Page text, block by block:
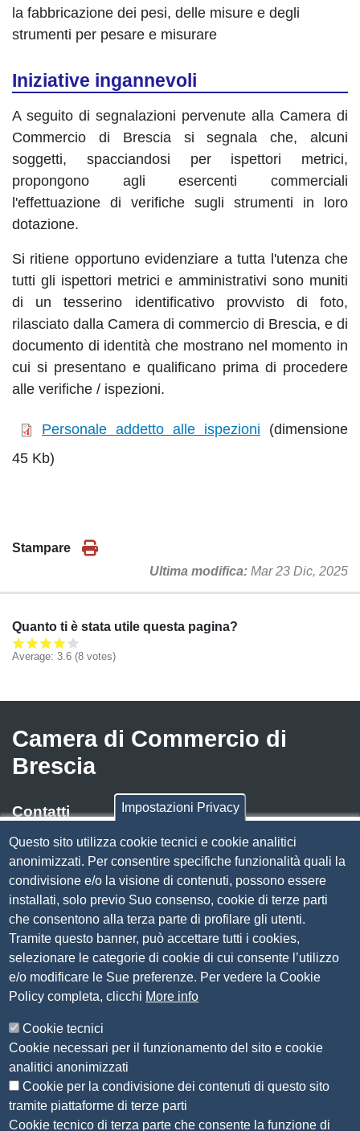
la fabbricazione dei pesi, delle misure e degli
strumenti per pesare e misurare
Iniziative ingannevoli
A seguito di segnalazioni pervenute alla Camera di
Commercio di Brescia si segnala che, alcuni
soggetti, spacciandosi per ispettori metrici,
propongono agli esercenti commerciali
l'effettuazione di verifiche sugli strumenti in loro
dotazione.
Si ritiene opportuno evidenziare a tutta l'utenza che
tutti gli ispettori metrici e amministrativi sono muniti
di un tesserino identificativo provvisto di foto,
rilasciato dalla Camera di commercio di Brescia, e di
documento di identità che mostrano nel momento in
cui si presentano e qualificano prima di procedere
alle verifiche / ispezioni.
Personale addetto alle ispezioni (dimensione
45 Kb)
Stampare
Ultima modifica Mar 23 Dic, 2025
Quanto ti è stata utile questa pagina?
Average: 3.6 (8 votes)
Camera di Commercio di
Brescia
Contatti
Via Luigi Einaudi, 23, 25121 Brescia BS
Tel. 030 37251
PECcamera.brescia@bs.legalmail.camcom.it
P.IVA 00859790172
C.F. 80013870177
Contatti
Amministrazione Trasparente
Organizzazione
Bandi di concorso
Bandi di gara e contratti
Provvedimenti
Attività e procedimenti
Impostazioni Privacy
Questo sito utilizza cookie tecnici e cookie analitici
anonimizzati. Per consentire specifiche funzionalità quali la
condivisione e/o la visione di contenuti, possono essere
installati, solo previo Suo consenso, cookie di terze parti
che consentono alla terza parte di profilare gli utenti.
Tramite questo banner, può accettare tutti i cookies,
selezionare le categorie di cookie di cui consente l’utilizzo
e/o modificare le Sue preferenze. Per vedere la Cookie
Policy completa, clicchi More info
Cookie tecnici
Cookie necessari per il funzionamento del sito e cookie
analitici anonimizzati
Cookie per la condivisione dei contenuti di questo sito
tramite piattaforme di terze parti
Cookie tecnico di terza parte che consente la funzione di